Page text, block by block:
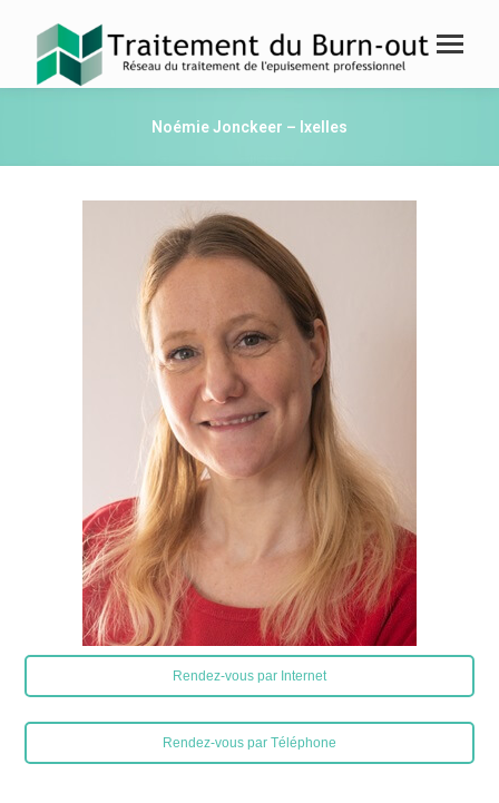
Noémie Jonckeer – Ixelles
Rendez-vous par Internet
Rendez-vous par Téléphone